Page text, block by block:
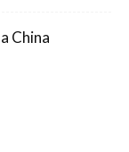
China